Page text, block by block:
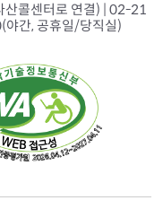
콜센터로 연결) | 02-21
간, 공휴일/당직실)